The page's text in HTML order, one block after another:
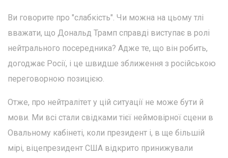
Ви говорите про "слабкість". Чи можна на цьому тлі
вважати, що Дональд Трамп справді виступає в ролі
нейтрального посередника? Адже те, що він робить,
догоджає Росії, і це швидше зближення з російською
переговорною позицією.
Отже, про нейтралітет у цій ситуації не може бути й
мови. Ми всі стали свідками тієї неймовірної сцени в
Овальному кабінеті, коли президент і, в ще більшій
мірі, віцепрезидент США відкрито принижували